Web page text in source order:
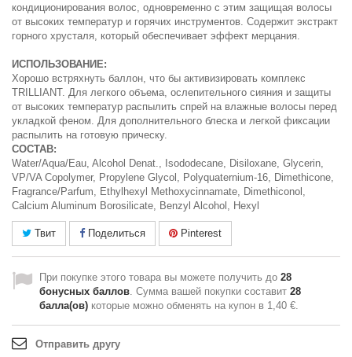
кондиционирования волос, одновременно с этим защищая волосы
от высоких температур и горячих инструментов. Содержит экстракт
горного хрусталя, который обеспечивает эффект мерцания.
ИСПОЛЬЗОВАНИЕ:
Хорошо встряхнуть баллон, что бы активизировать комплекс
TRILLIANT. Для легкого объема, ослепительного сияния и защиты
от высоких температур распылить спрей на влажные волосы перед
укладкой феном. Для дополнительного блеска и легкой фиксации
распылить на готовую прическу.
СОСТАВ:
Water/Aqua/Eau, Alcohol Denat., Isododecane, Disiloxane, Glycerin,
VP/VA Copolymer, Propylene Glycol, Polyquaternium-16, Dimethicone,
Fragrance/Parfum, Ethylhexyl Methoxycinnamate, Dimethiconol,
Calcium Aluminum Borosilicate, Benzyl Alcohol, Hexyl
Твит Поделиться Pinterest
При покупке этого товара вы можете получить до 28
бонусных баллов. Сумма вашей покупки составит 28
балла(ов) которые можно обменять на купон в 1,40 €.
Отправить другу